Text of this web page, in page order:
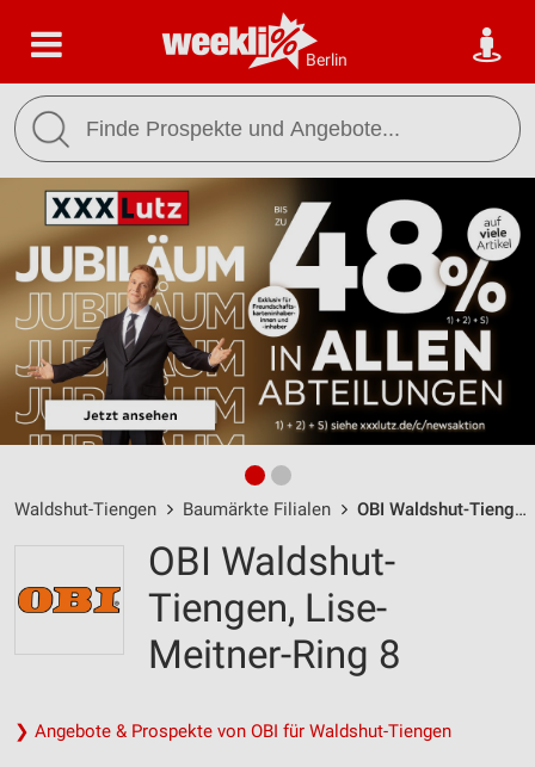
Berlin
Waldshut-Tiengen Baumärkte Filialen OBI Waldshut-Tiengen / Lise-Meitner-Ring 8 - Öffnungszeiten & Adresse
OBI Waldshut-
Tiengen, Lise-
Meitner-Ring 8
❯ Angebote & Prospekte von OBI für Waldshut-Tiengen